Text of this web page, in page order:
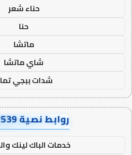
حناء شعر
حنا
ماتشا
شاي ماتشا
شدات ببجي
روابط نصية AA32539
خدمات الباك لينك